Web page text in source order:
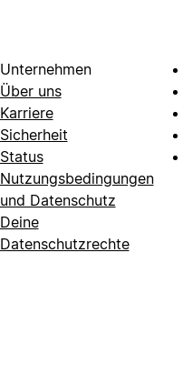
Unternehmen
Über uns
Karriere
Sicherheit
Status
Nutzungsbedingungen
und Datenschutz
Deine
Datenschutzrechte